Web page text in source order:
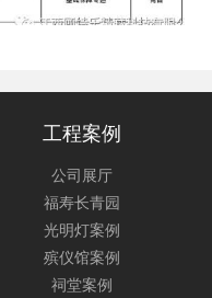
工程案例
公司展厅
福寿长青园
光明灯案例
殡仪馆案例
祠堂案例